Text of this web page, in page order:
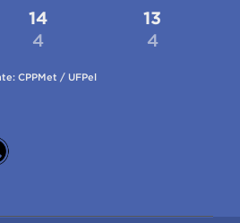
14
4
13
4
CPPMet / UFPel